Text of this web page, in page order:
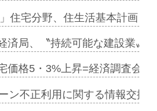
住宅分野、住生活基本計画を
済局、〝持続可能な建設業〟
価格5・3%上昇=経済調査会
ン不正利用に関する情報交換